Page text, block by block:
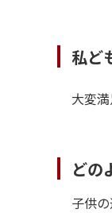
私ど
大変
どの
子供